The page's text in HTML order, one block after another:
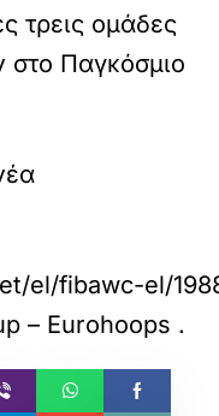
τρεις ομάδες
στο Παγκόσμιο
el/fibawc-el/
– Eurohoops .